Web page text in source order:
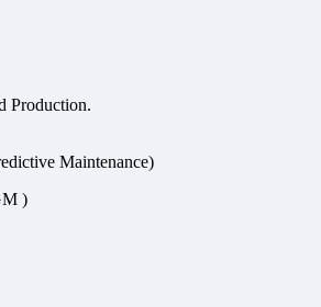
Production.
Maintenance)
)